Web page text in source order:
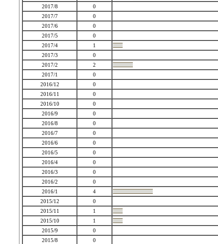
2017/8
0
2017/7
0
2017/6
0
2017/5
0
2017/4
1
2017/3
0
2017/2
2
2017/1
0
2016/12
0
2016/11
0
2016/10
0
2016/9
0
2016/8
0
2016/7
0
2016/6
0
2016/5
0
2016/4
0
2016/3
0
2016/2
0
2016/1
4
2015/12
0
2015/11
1
2015/10
1
2015/9
0
2015/8
0